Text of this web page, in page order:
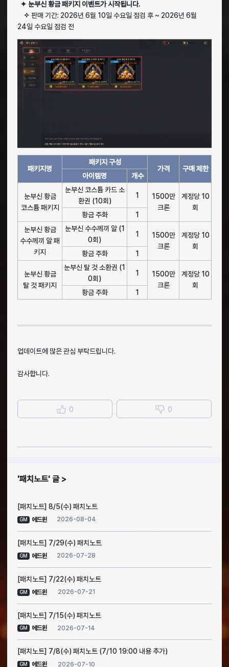
✦ 눈부신 황금 패키지 이벤트가 시작됩니다.
✧ 판매 기간: 2026년 6월 10일 수요일 점검 후 ~ 2026년 6월
24일 수요일 점검 전
패키지명
패키지 구성
가격
구매 제한
아이템명
개수
눈부신 황금
코스튬 패키지
눈부신 코스튬 카드 소
환권 (10회)
1
1500만
크론
계정당 10
회
황금 주화
1
눈부신 황금
수수께끼 알 패
키지
눈부신 수수께끼 알 (1
0회)
1
1500만
크론
계정당 10
회
황금 주화
1
눈부신 황금
탈 것 패키지
눈부신 탈 것 소환권 (1
0회)
1
1500만
크론
계정당 10
회
황금 주화
1
업데이트에 많은 관심 부탁드립니다.
감사합니다.
0 0
패치노트 글
[패치노트] 8/5(수) 패치노트
GM 에드윈 2026-08-04
[패치노트] 7/29(수) 패치노트
GM 에드윈 2026-07-28
[패치노트] 7/22(수) 패치노트
GM 에드윈 2026-07-21
[패치노트] 7/15(수) 패치노트
GM 에드윈 2026-07-14
[패치노트] 7/8(수) 패치노트 (7/10 19:00 내용 추가)
GM 에드윈 2026-07-10